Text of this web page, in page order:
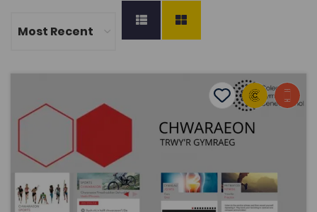
Ap Chwaraeon trwy'r Gymraeg (Sports through the
Add to favourites
Publish Date: 2023 Add to favourites
Ap Chwaraeon trwy'r Gymraeg (Sports
through the medium of Welsh)
4.1K
Dwyieithog
Tags
Youth Work Sports
Health